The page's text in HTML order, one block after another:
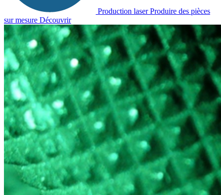
Production laser Produire des pièces
sur mesure Découvrir